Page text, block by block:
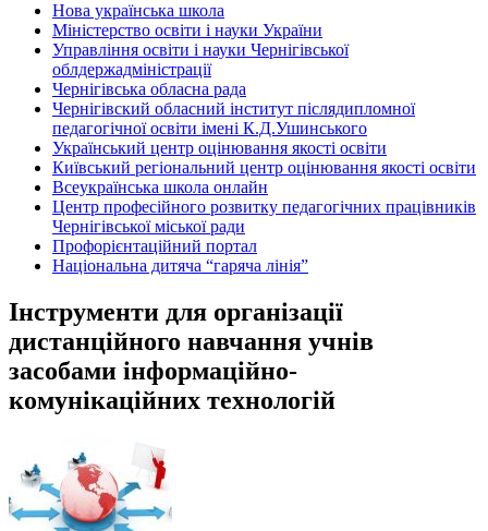
Нова українська школа
Міністерство освіти і науки України
Управління освіти і науки Чернігівської
облдержадміністрації
Чернігівська обласна рада
Чернігівский обласний інститут післядипломної
педагогічної освіти імені К.Д.Ушинського
Український центр оцінювання якості освіти
Київський регіональний центр оцінювання якості освіти
Всеукраїнська школа онлайн
Центр професійного розвитку педагогічних працівників
Чернігівської міської ради
Профорієнтаційний портал
Національна дитяча “гаряча лінія”
Інструменти для організації
дистанційного навчання учнів
засобами інформаційно-
комунікаційних технологій